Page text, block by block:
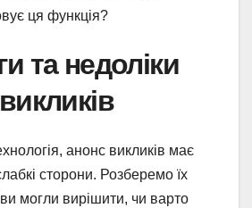
ця функція?
та недоліки
анонс викликів має
сторони. Розберемо їх
могли вирішити, чи варто